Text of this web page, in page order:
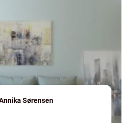
Sørensen